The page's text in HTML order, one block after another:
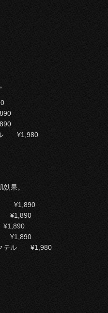
ル ¥1,980
果。
ニ ¥1,890
¥1,890
¥1,890
¥1,890
クテル ¥1,980